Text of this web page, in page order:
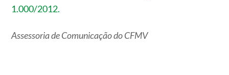
1.000/2012.
Assessoria de Comunicação do CFMV